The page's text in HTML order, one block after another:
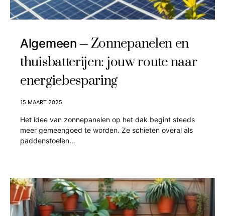
Algemeen
Zonnepanelen en
thuisbatterijen: jouw route naar
energiebesparing
15 MAART 2025
Het idee van zonnepanelen op het dak begint steeds
meer gemeengoed te worden. Ze schieten overal als
paddenstoelen…